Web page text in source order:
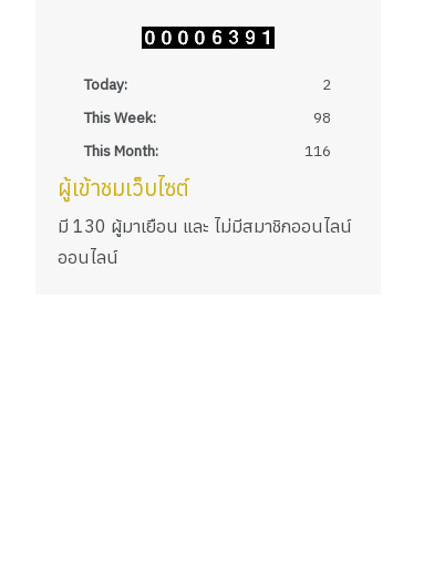
Today:
2
This Week:
98
This Month:
116
ผู้เข้าชมเว็บไซต์
มี 130 ผู้มาเยือน และ ไม่มีสมาชิกออนไลน์
ออนไลน์